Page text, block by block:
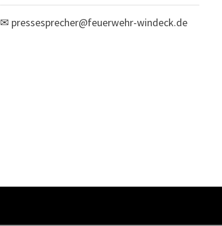
✉ pressesprecher@feuerwehr-windeck.de